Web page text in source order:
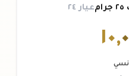
عيار ٢٤
١٠,